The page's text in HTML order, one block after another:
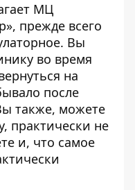
МЦ
прежде всего
Вы
во время
на
после
также, можете
практически не
и, что самое